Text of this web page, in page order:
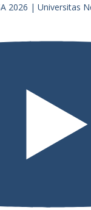
2026 | Universitas